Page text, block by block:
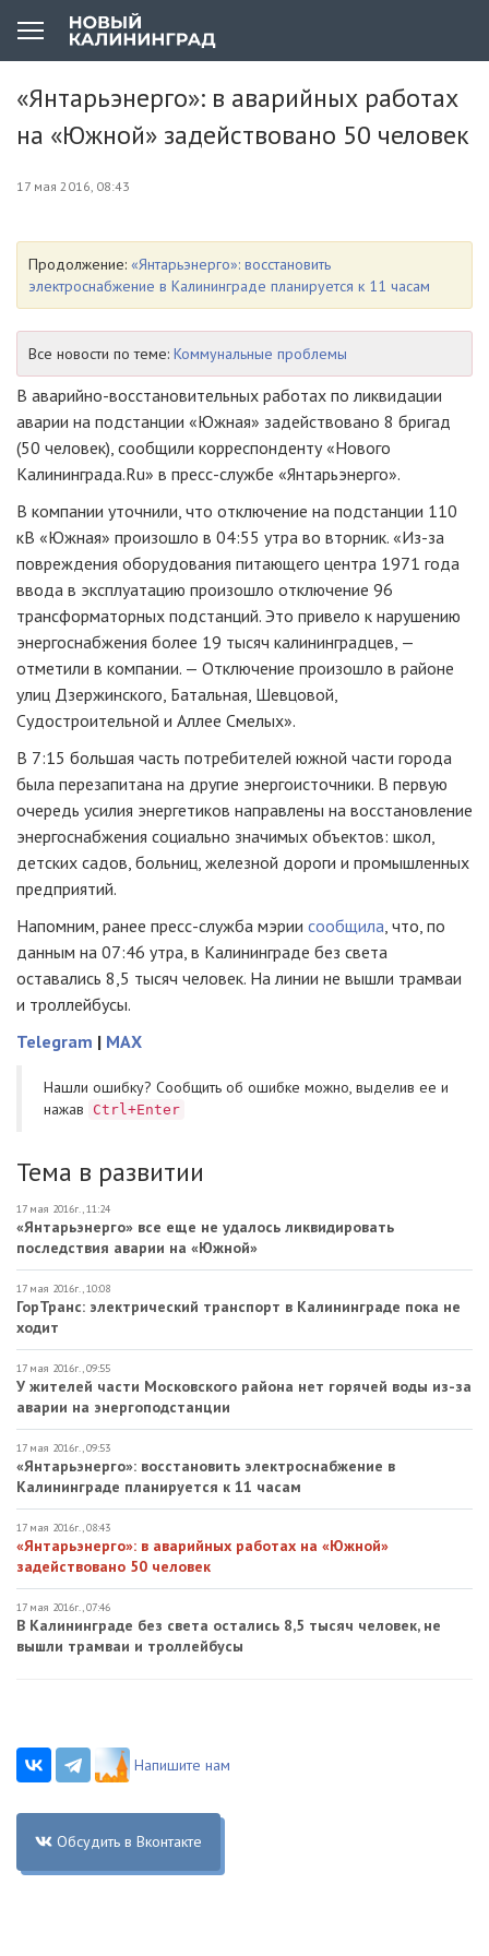
«Янтарьэнерго»: в аварийных работах
на «Южной» задействовано 50 человек
17 мая 2016, 08:43
Продолжение: «Янтарьэнерго»: восстановить
электроснабжение в Калининграде планируется к 11 часам
Все новости по теме: Коммунальные проблемы
В аварийно-восстановительных работах по ликвидации
аварии на подстанции «Южная» задействовано 8 бригад
(50 человек), сообщили корреспонденту «Нового
Калининграда.Ru» в пресс-службе «Янтарьэнерго».
В компании уточнили, что отключение на подстанции 110
кВ «Южная» произошло в 04:55 утра во вторник. «Из-за
повреждения оборудования питающего центра 1971 года
ввода в эксплуатацию произошло отключение 96
трансформаторных подстанций. Это привело к нарушению
энергоснабжения более 19 тысяч калининградцев, —
отметили в компании. — Отключение произошло в районе
улиц Дзержинского, Батальная, Шевцовой,
Судостроительной и Аллее Смелых».
В 7:15 большая часть потребителей южной части города
была перезапитана на другие энергоисточники. В первую
очередь усилия энергетиков направлены на восстановление
энергоснабжения социально значимых объектов: школ,
детских садов, больниц, железной дороги и промышленных
предприятий.
Напомним, ранее пресс-служба мэрии сообщила, что, по
данным на 07:46 утра, в Калининграде без света
оставались 8,5 тысяч человек. На линии не вышли трамваи
и троллейбусы.
Telegram | MAX
Нашли ошибку? Cообщить об ошибке можно, выделив ее и
нажав
Ctrl+Enter
Тема в развитии
17 мая 2016г., 11:24
«Янтарьэнерго» все еще не удалось ликвидировать
последствия аварии на «Южной»
17 мая 2016г., 10:08
ГорТранс: электрический транспорт в Калининграде пока не
ходит
17 мая 2016г., 09:55
У жителей части Московского района нет горячей воды из-за
аварии на энергоподстанции
17 мая 2016г., 09:53
«Янтарьэнерго»: восстановить электроснабжение в
Калининграде планируется к 11 часам
17 мая 2016г., 08:43
«Янтарьэнерго»: в аварийных работах на «Южной»
задействовано 50 человек
17 мая 2016г., 07:46
В Калининграде без света остались 8,5 тысяч человек, не
вышли трамваи и троллейбусы
Напишите нам
Обсудить в Вконтакте